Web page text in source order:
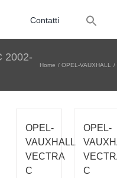
Contatti
Search
for:
2002-
Home OPEL-VAUXHALL
OPEL-
VAUXHALL
VECTRA
C
OPEL-
C